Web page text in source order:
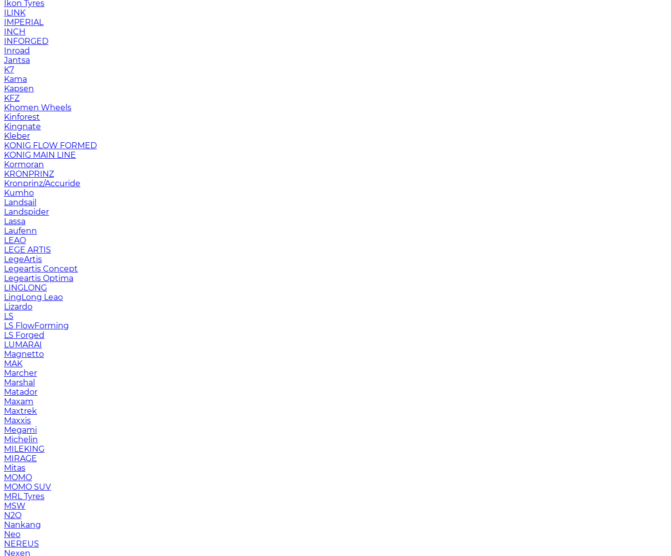
Ikon Tyres
ILINK
IMPERIAL
INCH
INFORGED
Inroad
Jantsa
K7
Kama
Kapsen
KFZ
Khomen Wheels
Kinforest
Kingnate
Kleber
KONIG FLOW FORMED
KONIG MAIN LINE
Kormoran
KRONPRINZ
Kronprinz/Accuride
Kumho
Landsail
Landspider
Lassa
Laufenn
LEAO
LEGE ARTIS
LegeArtis
Legeartis Concept
Legeartis Optima
LINGLONG
LingLong Leao
Lizardo
LS
LS FlowForming
LS Forged
LUMARAI
Magnetto
MAK
Marcher
Marshal
Matador
Maxam
Maxtrek
Maxxis
Megami
Michelin
MILEKING
MIRAGE
Mitas
MOMO
MOMO SUV
MRL Tyres
MSW
N2O
Nankang
Neo
NEREUS
Nexen